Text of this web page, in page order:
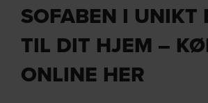
SOFABEN I UNIKT
TIL DIT HJEM –
ONLINE HER